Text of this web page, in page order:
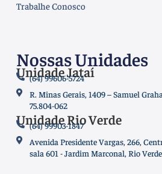
Trabalhe Conosco
Nossas Unidades
Unidade Jataí
(64) 99606-5724
R. Minas Gerais, 1409 – Samuel
75.804-062
Unidade Rio Verde
(64) 99903-1847
Avenida Presidente Vargas, 266,
sala 601 - Jardim Marconal, Rio Verde